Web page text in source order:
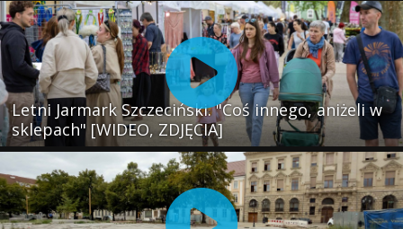
Letni Jarmark Szczeciński. "Coś innego, aniżeli w
sklepach" [WIDEO, ZDJĘCIA]